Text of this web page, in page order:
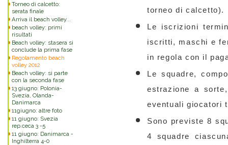
Torneo di calcetto:
serata finale
Arriva il beach volley...
beach volley: primi
risultati
Beach volley: stasera si
conclude la prima fase
Regolamento beach
volley 2012
Beach volley: si parte
con la seconda fase
13 giugno: Polonia-
Svezia, Olanda-
Danimarca
11giugno: altre foto
11 giugno: Svezia
rep.ceca 3 -5
11 giugno: Danimarca -
Inghilterra 4-0
torneo di calcetto).
Le iscrizioni
iscritti, maschi e
in regola con il
Le squadre,
estrazione a
eventuali giocatori
Sono previste 8
4 squadre